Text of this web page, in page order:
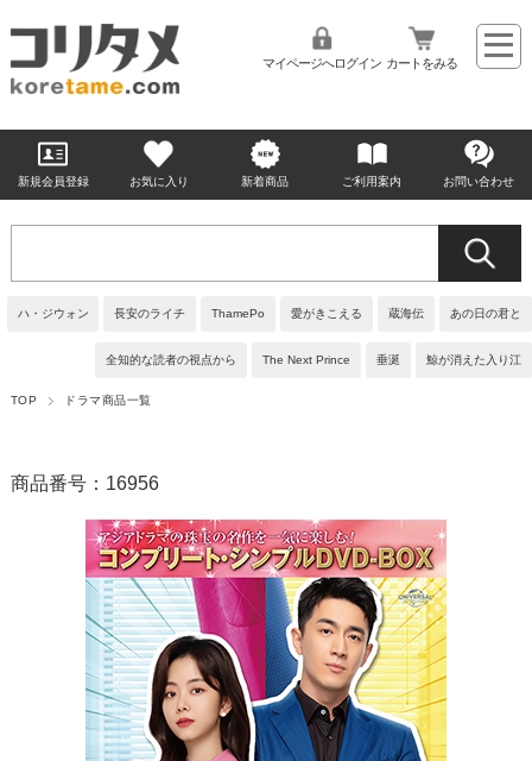
マイページへログイン カートをみる
新規会員登録 お気に入り 新着商品 ご利用案内 お問い合わせ
ハ・ジウォン 長安のライチ ThamePo 愛がきこえる 蔵海伝 あの日の君と
全知的な読者の視点から The Next Prince 垂涎 鯨が消えた入り江
TOP ドラマ商品一覧
商品番号：16956